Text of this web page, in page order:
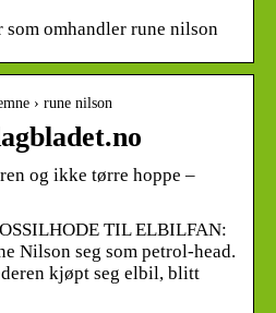
omhandler rune nilson
› rune nilson
og ikke tørre hoppe –
TIL ELBILFAN:
Nilson seg som petrol-head.
kjøpt seg elbil, blitt